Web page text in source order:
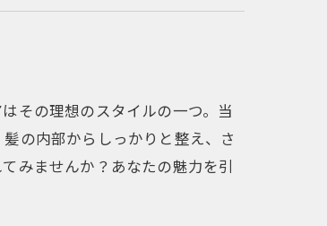
その理想のスタイルの一つ。当
の内部からしっかりと整え、さ
みませんか？あなたの魅力を引